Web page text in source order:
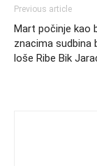
Previous article
Mart počinje kao
znacima sudbina
loše Ribe Bik